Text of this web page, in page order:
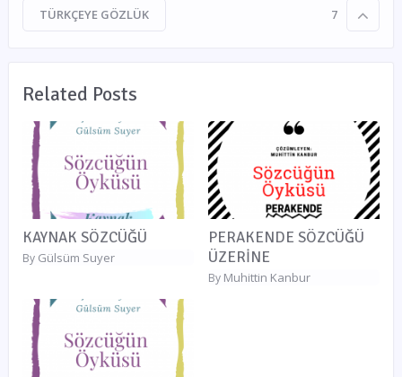
TÜRKÇEYE GÖZLÜK 7
Related Posts
KAYNAK SÖZCÜĞÜ
By Gülsüm Suyer
PERAKENDE SÖZCÜĞÜ
ÜZERİNE
By Muhittin Kanbur